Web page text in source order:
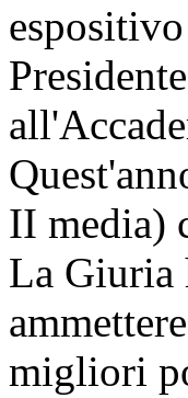
II media)
La Giuria
migliori